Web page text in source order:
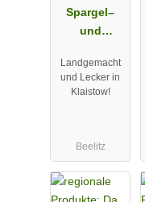
Spargel–
und
Klaistow
Landgemacht
und Lecker in
Klaistow!
Beelitz